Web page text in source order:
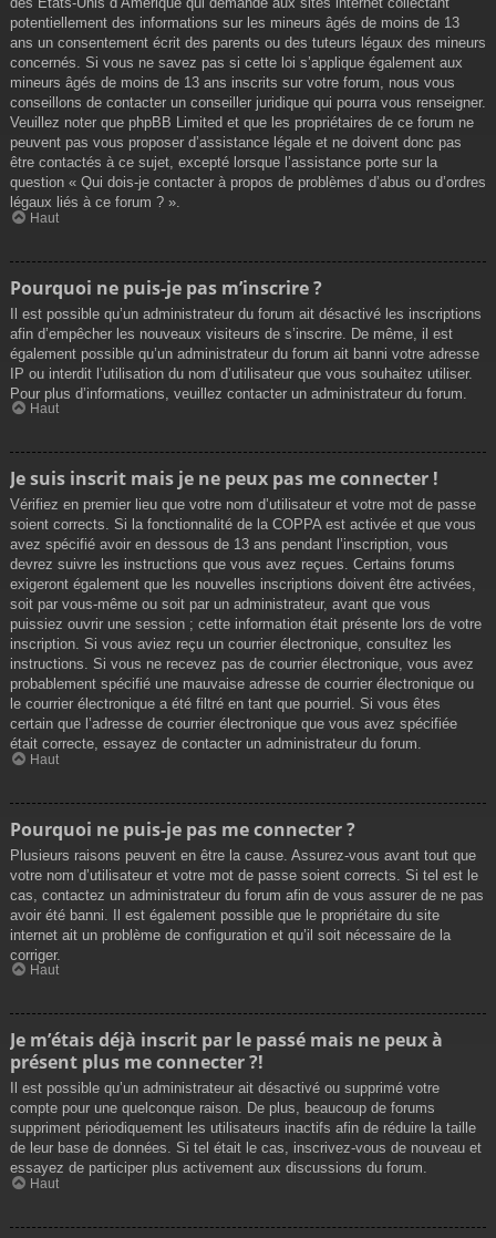
potentiellement des informations sur les mineurs âgés de moins de 13
ans un consentement écrit des parents ou des tuteurs légaux des mineurs
concernés. Si vous ne savez pas si cette loi s’applique également aux
mineurs âgés de moins de 13 ans inscrits sur votre forum, nous vous
conseillons de contacter un conseiller juridique qui pourra vous renseigner.
Veuillez noter que phpBB Limited et que les propriétaires de ce forum ne
peuvent pas vous proposer d’assistance légale et ne doivent donc pas
être contactés à ce sujet, excepté lorsque l’assistance porte sur la
question « Qui dois-je contacter à propos de problèmes d’abus ou d’ordres
légaux liés à ce forum ? ».
Haut
Pourquoi ne puis-je pas m’inscrire ?
Il est possible qu’un administrateur du forum ait désactivé les inscriptions
afin d’empêcher les nouveaux visiteurs de s’inscrire. De même, il est
également possible qu’un administrateur du forum ait banni votre adresse
IP ou interdit l’utilisation du nom d’utilisateur que vous souhaitez utiliser.
Pour plus d’informations, veuillez contacter un administrateur du forum.
Haut
Je suis inscrit mais je ne peux pas me connecter !
Vérifiez en premier lieu que votre nom d’utilisateur et votre mot de passe
soient corrects. Si la fonctionnalité de la COPPA est activée et que vous
avez spécifié avoir en dessous de 13 ans pendant l’inscription, vous
devrez suivre les instructions que vous avez reçues. Certains forums
exigeront également que les nouvelles inscriptions doivent être activées,
soit par vous-même ou soit par un administrateur, avant que vous
puissiez ouvrir une session ; cette information était présente lors de votre
inscription. Si vous aviez reçu un courrier électronique, consultez les
instructions. Si vous ne recevez pas de courrier électronique, vous avez
probablement spécifié une mauvaise adresse de courrier électronique ou
le courrier électronique a été filtré en tant que pourriel. Si vous êtes
certain que l’adresse de courrier électronique que vous avez spécifiée
était correcte, essayez de contacter un administrateur du forum.
Haut
Pourquoi ne puis-je pas me connecter ?
Plusieurs raisons peuvent en être la cause. Assurez-vous avant tout que
votre nom d’utilisateur et votre mot de passe soient corrects. Si tel est le
cas, contactez un administrateur du forum afin de vous assurer de ne pas
avoir été banni. Il est également possible que le propriétaire du site
internet ait un problème de configuration et qu’il soit nécessaire de la
corriger.
Haut
Je m’étais déjà inscrit par le passé mais ne peux à
présent plus me connecter ?!
Il est possible qu’un administrateur ait désactivé ou supprimé votre
compte pour une quelconque raison. De plus, beaucoup de forums
suppriment périodiquement les utilisateurs inactifs afin de réduire la taille
de leur base de données. Si tel était le cas, inscrivez-vous de nouveau et
essayez de participer plus activement aux discussions du forum.
Haut